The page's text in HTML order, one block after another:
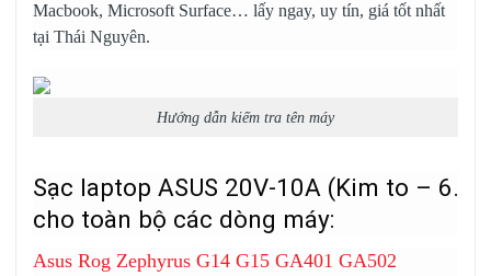
Macbook, Microsoft Surface… lấy ngay, uy tín, giá tốt nhất
tại Thái Nguyên.
Hướng dẫn kiếm tra tên máy
Sạc laptop ASUS 20V-10A (Kim to –
cho toàn bộ các dòng máy:
Asus Rog Zephyrus G14 G15 GA401 GA502